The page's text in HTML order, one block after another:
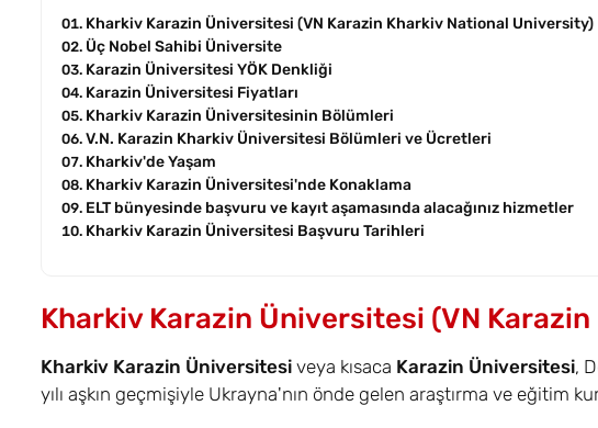
Kharkiv Karazin Üniversitesi (VN Karazin Kharkiv National University)
Üç Nobel Sahibi Üniversite
Karazin Üniversitesi YÖK Denkliği
Karazin Üniversitesi Fiyatları
Kharkiv Karazin Üniversitesinin Bölümleri
V.N. Karazin Kharkiv Üniversitesi Bölümleri ve Ücretleri
Kharkiv'de Yaşam
Kharkiv Karazin Üniversitesi'nde Konaklama
ELT bünyesinde başvuru ve kayıt aşamasında alacağınız hizmetler
Kharkiv Karazin Üniversitesi Başvuru Tarihleri
Kharkiv Karazin Üniversitesi (VN
Kharkiv Karazin Üniversitesi veya kısaca Karazin Üniversitesi,
yılı aşkın geçmişiyle Ukrayna'nın önde gelen araştırma ve eğitim